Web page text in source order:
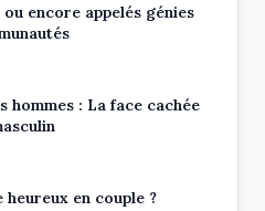
encore appelés génies
hommes : La face cachée
heureux en couple ?